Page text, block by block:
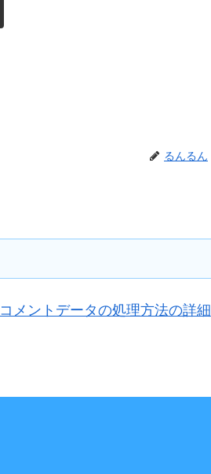
るんるん
コメントデータの処理方法の詳細